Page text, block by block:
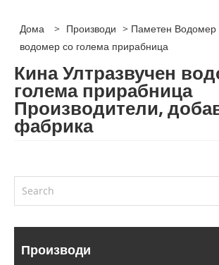
Дома > Производи > Паметен Водомер
водомер со голема прирабница
Кина Ултразвучен
голема прирабница
Производители,
фабрика
Производи